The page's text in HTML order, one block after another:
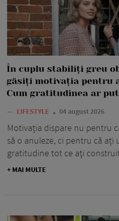
În cuplu stabiliți greu
găsiți motivația pentru
Cum gratitudinea ar
— LIFESTYLE 04 august 2026
Motivația dispare nu pentru
să o anuleze, ci pentru că ați
gratitudine tot ce ați
+ MAI MULTE